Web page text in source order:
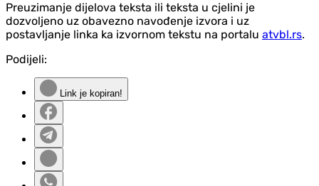
Preuzimanje dijelova teksta ili teksta u cjelini je
dozvoljeno uz obavezno navođenje izvora i uz
postavljanje linka ka izvornom tekstu na portalu atvbl.rs.
Podijeli:
Link je kopiran!